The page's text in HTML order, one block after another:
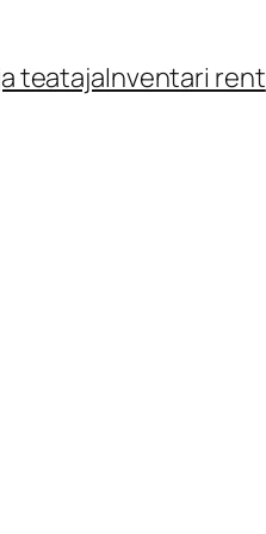
teatajaInventari rent